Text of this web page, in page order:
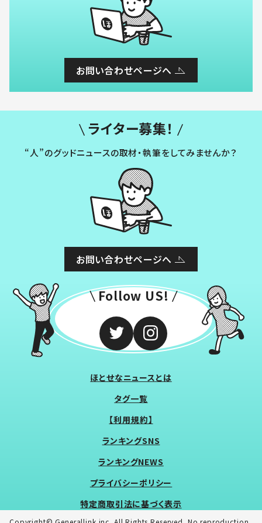
お問い合わせページへ
ライター募集！
“人”のグッドニュースの取材・執筆をしてみませんか？
お問い合わせページへ
Follow US!
ほとせなニュースとは
タグ一覧
【利用規約】
ランキングSNS
ランキングNEWS
プライバシーポリシー
特定商取引法に基づく表示